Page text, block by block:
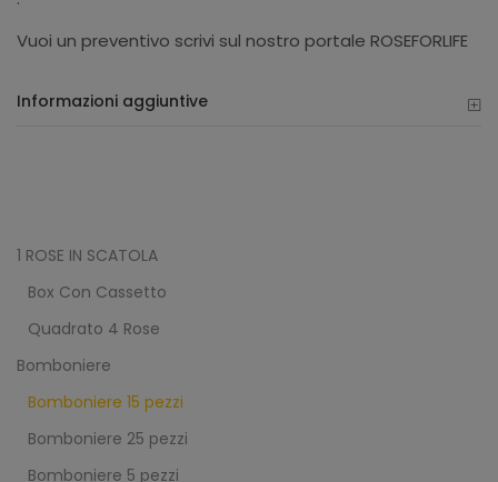
Vuoi un preventivo scrivi sul nostro portale ROSEFORLIFE
Informazioni aggiuntive
1 ROSE IN SCATOLA
Box Con Cassetto
Quadrato 4 Rose
Bomboniere
Bomboniere 15 pezzi
Bomboniere 25 pezzi
Bomboniere 5 pezzi